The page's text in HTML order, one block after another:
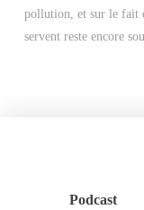
pollution, et sur le fait
servent reste encore
Podcast